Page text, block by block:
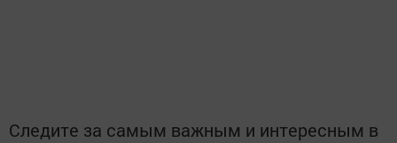
Следите за самым важным и интересным в